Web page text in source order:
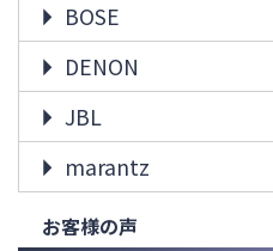
BOSE
DENON
JBL
marantz
お客様の声